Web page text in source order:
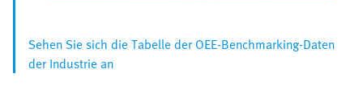
Sehen Sie sich die Tabelle der OEE-Benchmarking-Daten
der Industrie an